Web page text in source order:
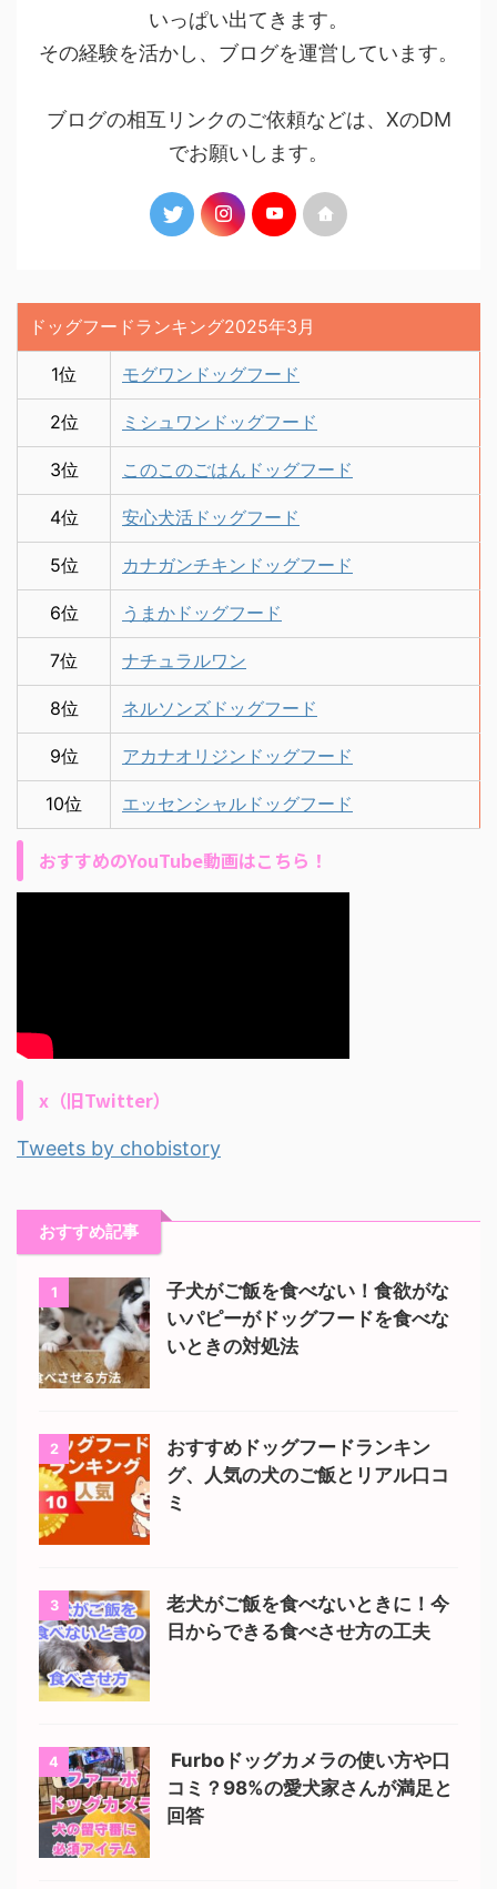
いっぱい出てきます。
その経験を活かし、ブログを運営しています。
ブログの相互リンクのご依頼などは、XのDM
でお願いします。
ドッグフードランキング2025年3月
1位 モグワンドッグフード
2位 ミシュワンドッグフード
3位 このこのごはんドッグフード
4位 安心犬活ドッグフード
5位 カナガンチキンドッグフード
6位 うまかドッグフード
7位 ナチュラルワン
8位 ネルソンズドッグフード
9位 アカナオリジンドッグフード
10位 エッセンシャルドッグフード
おすすめのYouTube動画はこちら！
x（旧Twitter）
Tweets by chobistory
おすすめ記事
1
子犬がご飯を食べない！食欲がな
いパピーがドッグフードを食べな
いときの対処法
2
おすすめドッグフードランキン
グ、人気の犬のご飯とリアル口コ
ミ
3
老犬がご飯を食べないときに！今
日からできる食べさせ方の工夫
4
Furboドッグカメラの使い方や口
コミ？98%の愛犬家さんが満足と
回答